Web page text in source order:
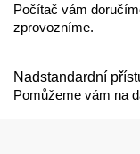
Počítač vám
zprovozníme.
Nadstandardní
Pomůžeme vám na